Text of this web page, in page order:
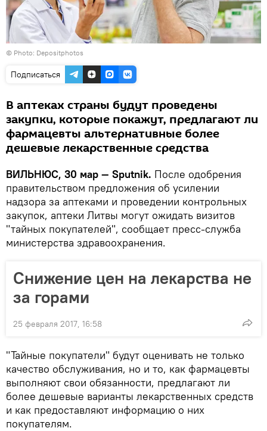
© Photo: Depositphotos
Подписаться
В аптеках страны будут проведены
закупки, которые покажут, предлагают ли
фармацевты альтернативные более
дешевые лекарственные средства
ВИЛЬНЮС, 30 мар — Sputnik. После одобрения
правительством предложения об усилении
надзора за аптеками и проведении контрольных
закупок, аптеки Литвы могут ожидать визитов
"тайных покупателей", сообщает пресс-служба
министерства здравоохранения.
Снижение цен на лекарства не
за горами
25 февраля 2017, 16:58
"Тайные покупатели" будут оценивать не только
качество обслуживания, но и то, как фармацевты
выполняют свои обязанности, предлагают ли
более дешевые варианты лекарственных средств
и как предоставляют информацию о них
покупателям.